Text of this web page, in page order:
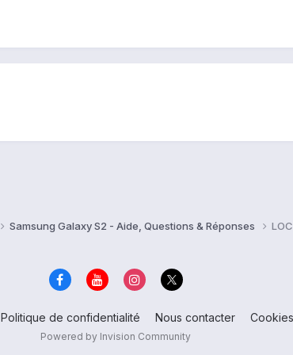
Samsung Galaxy S2 - Aide, Questions & Réponses
Politique de confidentialité Nous contacter Cookies
Powered by Invision Community